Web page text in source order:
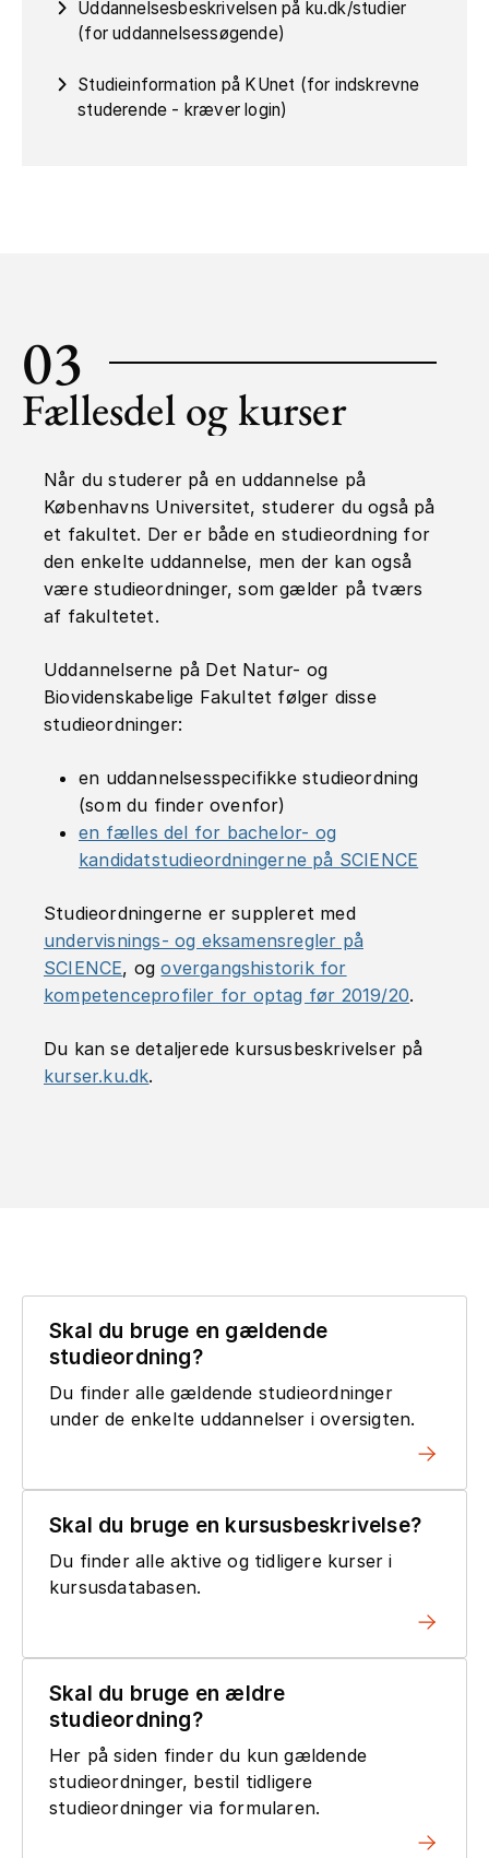
Uddannelsesbeskrivelsen på ku.dk/studier
(for uddannelsessøgende)
Studieinformation på KUnet (for indskrevne
studerende - kræver login)
03
Fællesdel og kurser
Når du studerer på en uddannelse på
Københavns Universitet, studerer du også på
et fakultet. Der er både en studieordning for
den enkelte uddannelse, men der kan også
være studieordninger, som gælder på tværs
af fakultetet.
Uddannelserne på Det Natur- og
Biovidenskabelige Fakultet følger disse
studieordninger:
en uddannelsesspecifikke studieordning
(som du finder ovenfor)
en fælles del for bachelor- og
kandidatstudieordningerne på SCIENCE
Studieordningerne er suppleret med
undervisnings- og eksamensregler på
SCIENCE, ogovergangshistorik for
kompetenceprofiler for optag før 2019/20.
Du kan se detaljerede kursusbeskrivelser på
kurser.ku.dk.
Skal du bruge en gældende
studieordning?
Du finder alle gældende studieordninger
under de enkelte uddannelser i oversigten.
Skal du bruge en kursusbeskrivelse?
Du finder alle aktive og tidligere kurser i
kursusdatabasen.
Skal du bruge en ældre
studieordning?
Her på siden finder du kun gældende
studieordninger, bestil tidligere
studieordninger via formularen.